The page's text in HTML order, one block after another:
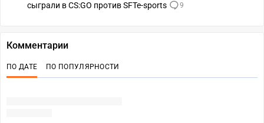
сыграли в CS:GO против SFTe-sports
9
Комментарии
ПО ДАТЕ ПО ПОПУЛЯРНОСТИ